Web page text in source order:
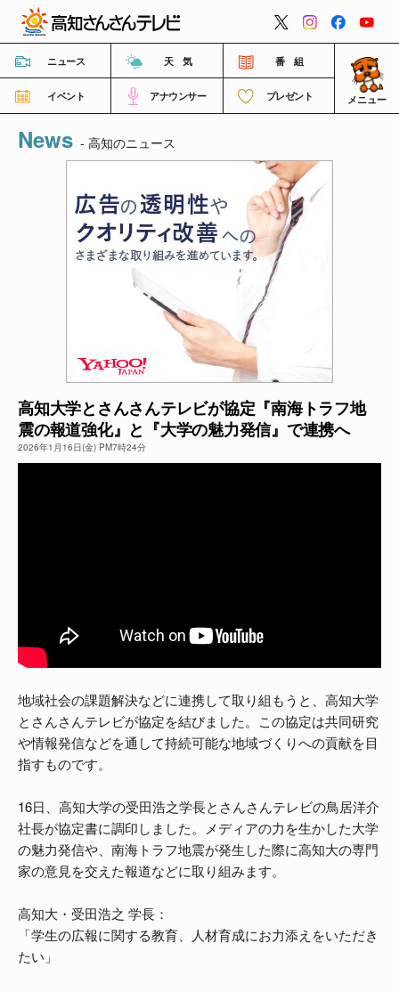
ニュース 天 気 番 組
イベント アナウンサー プレゼント メニュー
高知さんさんテレビについて
イベント情報
FNNビデオポスト（投稿）
ご意見・ご感想・ご要望
よくある質問
News - 高知のニュース
高知大学とさんさんテレビが協定『南海トラフ地
震の報道強化』と『大学の魅力発信』で連携へ
2026年1月16日(金) PM7時24分
地域社会の課題解決などに連携して取り組もうと、高知大学
とさんさんテレビが協定を結びました。この協定は共同研究
や情報発信などを通して持続可能な地域づくりへの貢献を目
指すものです。
16日、高知大学の受田浩之学長とさんさんテレビの鳥居洋介
社長が協定書に調印しました。メディアの力を生かした大学
の魅力発信や、南海トラフ地震が発生した際に高知大の専門
家の意見を交えた報道などに取り組みます。
高知大・受田浩之 学長：
「学生の広報に関する教育、人材育成にお力添えをいただき
たい」